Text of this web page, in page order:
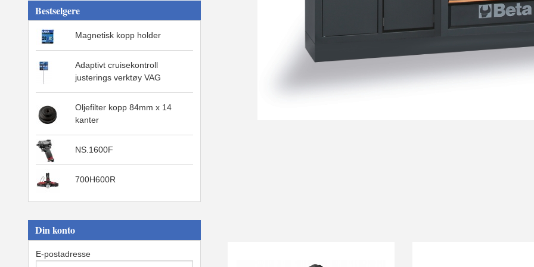
Bestselgere
Magnetisk kopp holder
Adaptivt cruisekontroll
justerings verktøy VAG
Oljefilter kopp 84mm x 14
kanter
NS.1600F
700H600R
Din konto
E-postadresse